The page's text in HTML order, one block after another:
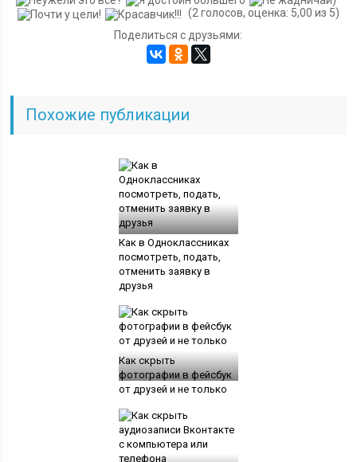
(2 голосов, оценка: 5,00 из 5)
Поделиться с друзьями:
Похожие публикации
Как в Одноклассниках
посмотреть, подать,
отменить заявку в
друзья
Как скрыть
фотографии в фейсбук
от друзей и не только